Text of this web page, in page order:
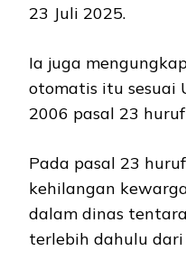
23 Juli 2025.
Ia juga
otomatis itu sesuai
2006 pasal 23
Pada pasal 23
kehilangan
dalam dinas
terlebih dahulu dari